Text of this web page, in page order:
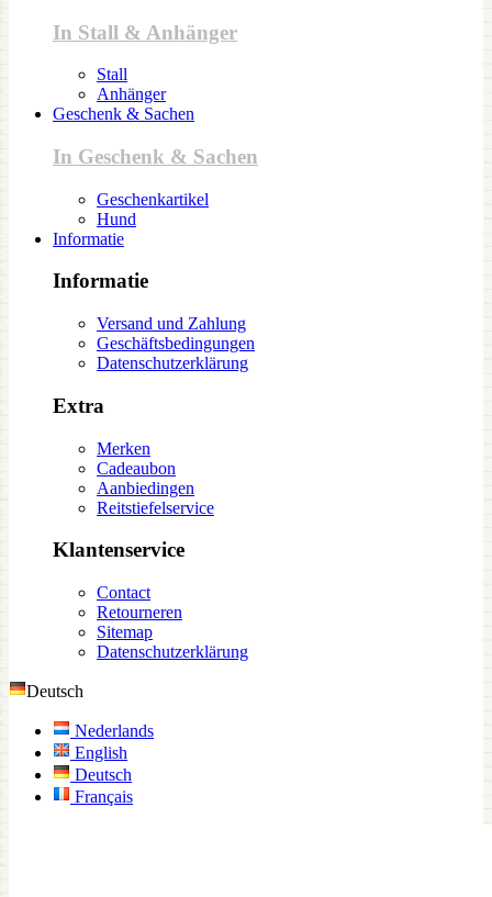
In Stall & Anhänger
Stall
Anhänger
Geschenk & Sachen
In Geschenk & Sachen
Geschenkartikel
Hund
Informatie
Informatie
Versand und Zahlung
Geschäftsbedingungen
Datenschutzerklärung
Extra
Merken
Cadeaubon
Aanbiedingen
Reitstiefelservice
Klantenservice
Contact
Retourneren
Sitemap
Datenschutzerklärung
Deutsch
Nederlands
English
Deutsch
Français